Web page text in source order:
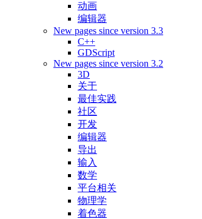
动画
编辑器
New pages since version 3.3
C++
GDScript
New pages since version 3.2
3D
关于
最佳实践
社区
开发
编辑器
导出
输入
数学
平台相关
物理学
着色器